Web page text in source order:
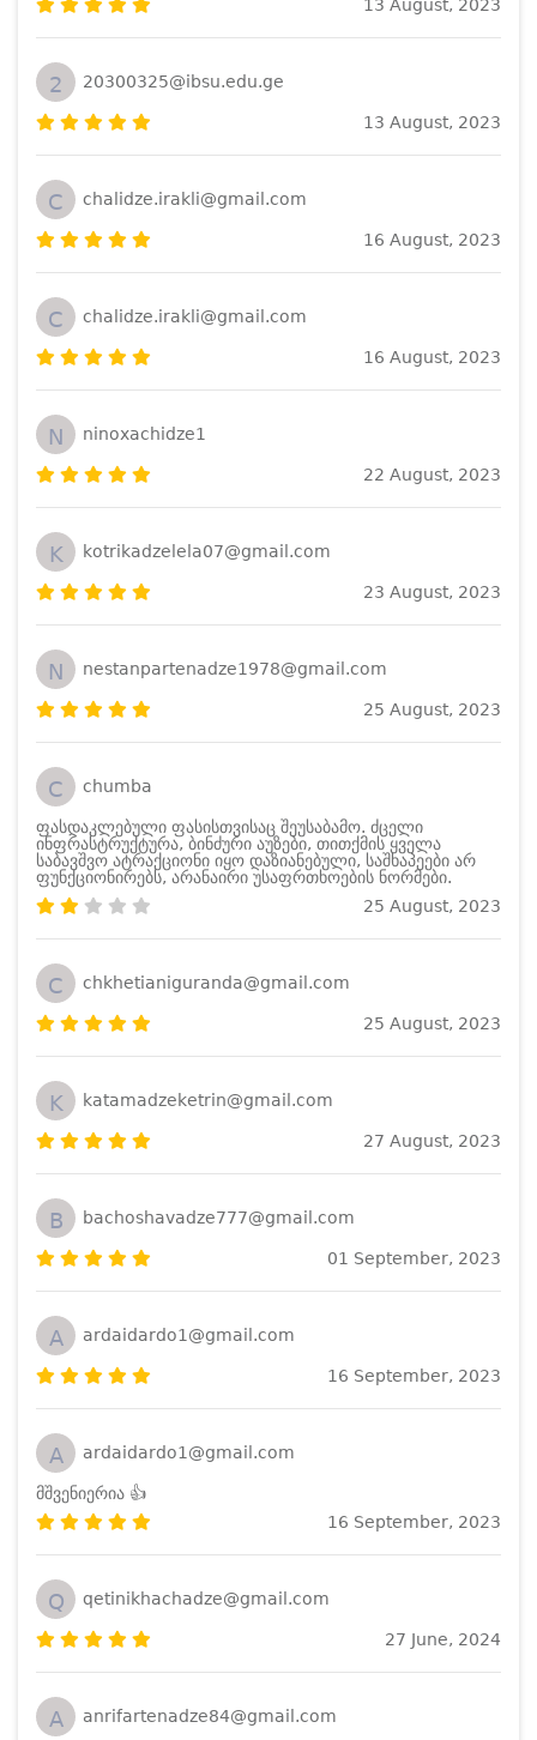
13 August, 2023
2 20300325@ibsu.edu.ge
13 August, 2023
C chalidze.irakli@gmail.com
16 August, 2023
C chalidze.irakli@gmail.com
16 August, 2023
N ninoxachidze1
22 August, 2023
K kotrikadzelela07@gmail.com
23 August, 2023
N nestanpartenadze1978@gmail.com
25 August, 2023
C chumba
ფასდაკლებული ფასისთვისაც შეუსაბამო. ძცელი
ინფრასტრუქტურა, ბინძური აუზები, თითქმის ყველა
საბავშვო ატრაქციონი იყო დაზიანებული, საშხაპეები არ
ფუნქციონირებს, არანაირი უსაფრთხოების ნორმები.
25 August, 2023
C chkhetianiguranda@gmail.com
25 August, 2023
K katamadzeketrin@gmail.com
27 August, 2023
B bachoshavadze777@gmail.com
01 September, 2023
A ardaidardo1@gmail.com
16 September, 2023
A ardaidardo1@gmail.com
მშვენიერია 👍
16 September, 2023
Q qetinikhachadze@gmail.com
27 June, 2024
A anrifartenadze84@gmail.com